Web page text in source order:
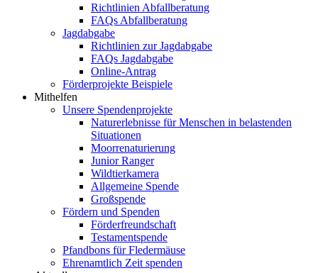
Richtlinien Abfallberatung
FAQs Abfallberatung
Jagdabgabe
Richtlinien zur Jagdabgabe
FAQs Jagdabgabe
Online-Antrag
Förderprojekte Beispiele
Mithelfen
Unsere Spendenprojekte
Naturerlebnisse für Menschen in belastenden
Situationen
Moorrenaturierung
Junior Ranger
Wildtierkamera
Allgemeine Spende
Großspende
Fördern und Spenden
Förderfreundschaft
Testamentspende
Pfandbons für Fledermäuse
Ehrenamtlich Zeit spenden